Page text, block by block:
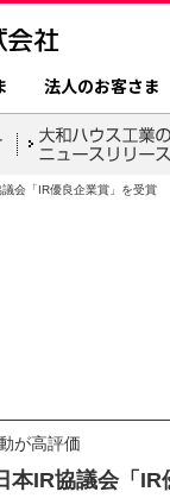
法人のお客さま
議会「IR優良企業賞」を受賞
が高評価
本IR協議会「